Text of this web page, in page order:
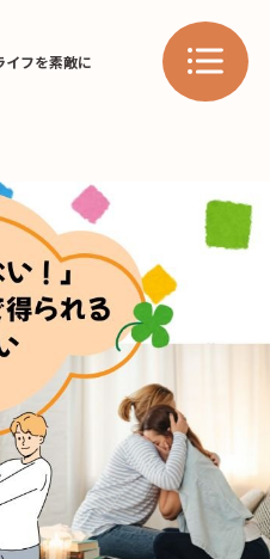
イフを素敵に
暮らし
学び・教育
HAREL
活用事例